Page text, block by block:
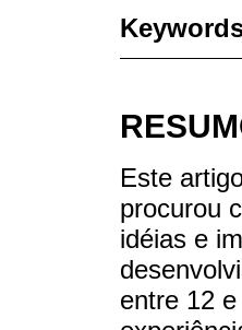
Este
procurou
idéias e
entre 12